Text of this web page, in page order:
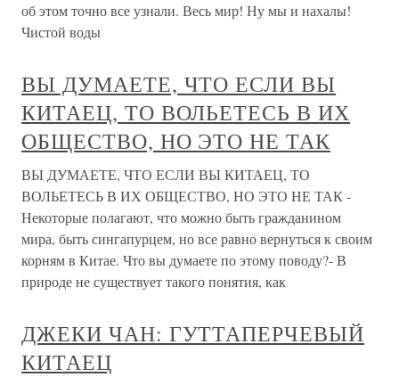
об этом точно все узнали. Весь мир! Ну мы и нахалы!
Чистой воды
ВЫ ДУМАЕТЕ, ЧТО ЕСЛИ ВЫ
КИТАЕЦ, ТО ВОЛЬЕТЕСЬ В ИХ
ОБЩЕСТВО, НО ЭТО НЕ ТАК
ВЫ ДУМАЕТЕ, ЧТО ЕСЛИ ВЫ КИТАЕЦ, ТО
ВОЛЬЕТЕСЬ В ИХ ОБЩЕСТВО, НО ЭТО НЕ ТАК -
Некоторые полагают, что можно быть гражданином
мира, быть сингапурцем, но все равно вернуться к своим
корням в Китае. Что вы думаете по этому поводу?- В
природе не существует такого понятия, как
ДЖЕКИ ЧАН: ГУТТАПЕРЧЕВЫЙ
КИТАЕЦ